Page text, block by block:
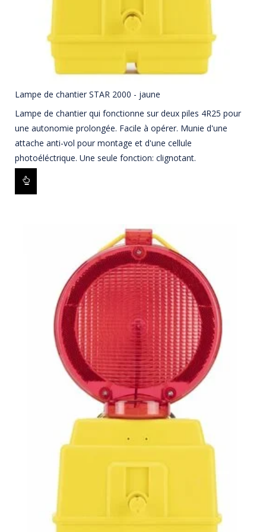
Lampe de chantier STAR 2000 - jaune
Lampe de chantier qui fonctionne sur deux piles 4R25 pour
une autonomie prolongée. Facile à opérer. Munie d'une
attache anti-vol pour montage et d'une cellule
photoéléctrique. Une seule fonction: clignotant.